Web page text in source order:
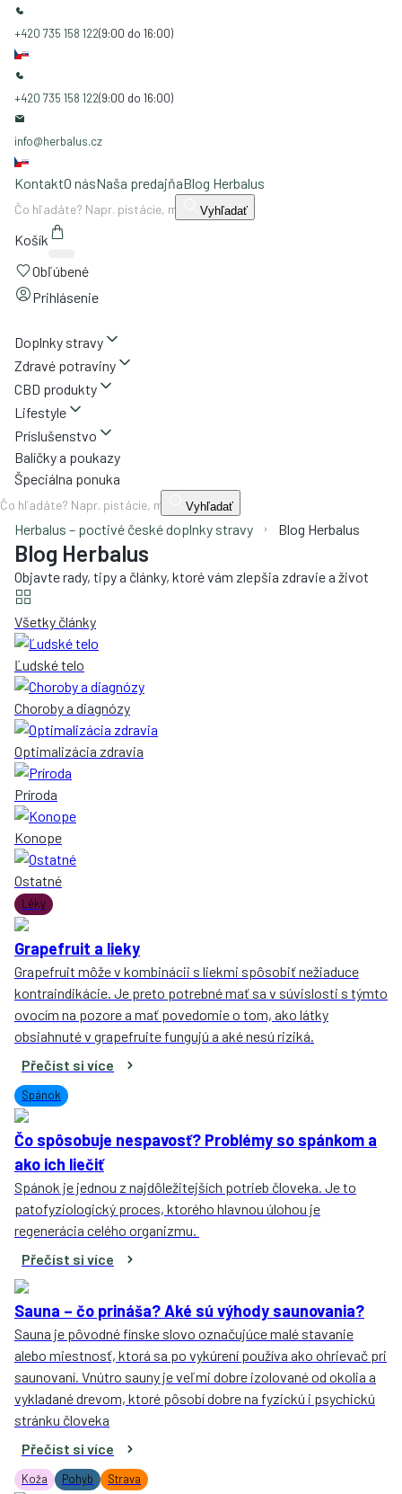
+420 735 158 122(9:00 do 16:00)
+420 735 158 122(9:00 do 16:00)
info@herbalus.cz
KontaktO násNaša predajňaBlog Herbalus
Vyhľadať
Košík
Obľúbené
Prihlásenie
Doplnky stravy
Zdravé potraviny
CBD produkty
Lifestyle
Príslušenstvo
Balíčky a poukazy
Špeciálna ponuka
Vyhľadať
Herbalus – poctivé české doplnky stravy Blog Herbalus
Blog Herbalus
Objavte rady, tipy a články, ktoré vám zlepšia zdravie a život
Všetky články
Ľudské telo
Choroby a diagnózy
Optimalizácia zdravia
Príroda
Konope
Ostatné
Léky
Grapefruit a lieky
Grapefruit môže v kombinácii s liekmi spôsobiť nežiaduce
kontraindikácie. Je preto potrebné mať sa v súvislosti s týmto
ovocím na pozore a mať povedomie o tom, ako látky
obsiahnuté v grapefruite fungujú a aké nesú riziká.
Přečíst si více
Spánok
Čo spôsobuje nespavosť? Problémy so spánkom a
ako ich liečiť
Spánok je jednou z najdôležitejších potrieb človeka. Je to
patofyziologický proces, ktorého hlavnou úlohou je
regenerácia celého organizmu.
Přečíst si více
Sauna – čo prináša? Aké sú výhody saunovania?
Sauna je pôvodné fínske slovo označujúce malé stavanie
alebo miestnosť, ktorá sa po vykúrení používa ako ohrievač pri
saunovaní. Vnútro sauny je veľmi dobre izolované od okolia a
vykladané drevom, ktoré pôsobí dobre na fyzickú i psychickú
stránku človeka
Přečíst si více
Koža Pohyb Strava